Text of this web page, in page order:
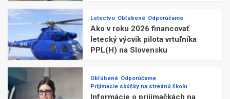
Letectvo Obľúbené Odporúčame
Ako v roku 2026 financovať
letecký výcvik pilota vrtuľníka
PPL(H) na Slovensku
Obľúbené Odporúčame
Prijímacie skúšky na strednú školu
Informácie o prijímačkách na